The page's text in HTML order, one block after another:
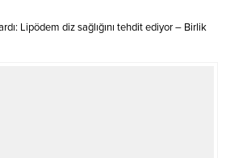
Lipödem diz sağlığını tehdit ediyor – Birlik